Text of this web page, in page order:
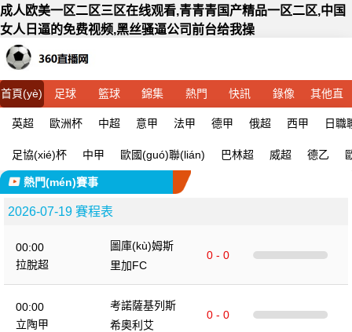
成人欧美一区二区三区在线观看,青青青国产精品一区二区,中国
女人日逼的免费视频,黑丝骚逼公司前台给我操
首頁(yè) 足球 籃球 錦集 熱門
(mén)
快訊 錄像 其他直
播
英超 歐洲杯 中超 意甲 法甲 德甲 俄超 西甲 日職
足協(xié)杯 中甲 歐國(guó)聯(lián) 巴林超 威超 德乙
熱門(mén)賽事
2026-07-19 賽程表
00:00
拉脫超
圖庫(kù)姆斯
0 - 0
里加FC
00:00
立陶甲
考諾薩基列斯
0 - 0
希奧利艾